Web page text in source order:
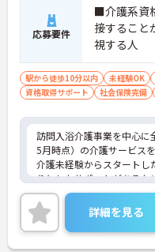
応募要件
■介護系資
接すること
視する人
駅から徒歩10分以内 未経験OK
資格取得サポート
社会保険完備
訪問入浴介護事業を中心
5月時点）の介護サービス
介護未経験からスタートし
りとしたサポートがあるた
けます。お風呂に入れなく
差し伸べてあげられるとて
です。ご興味ある方には、
さらに詳細をお話しいたし
詳細を見る